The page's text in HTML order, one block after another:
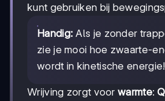
kunt gebruiken bij
Handig: Als je zonder
zie je mooi hoe zwaarte-
wordt in kinetische energie!
Wrijving zorgt voor warmte: